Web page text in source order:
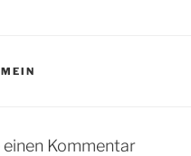
einen Kommentar